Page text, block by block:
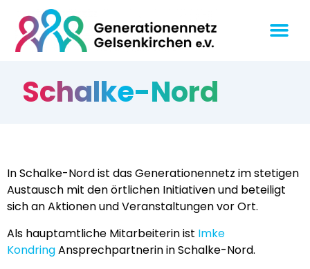
Schalke-Nord
In Schalke-Nord ist das Generationennetz im stetigen
Austausch mit den örtlichen Initiativen und beteiligt
sich an Aktionen und Veranstaltungen vor Ort.
Als hauptamtliche Mitarbeiterin ist Imke
KondringAnsprechpartnerin in Schalke-Nord.